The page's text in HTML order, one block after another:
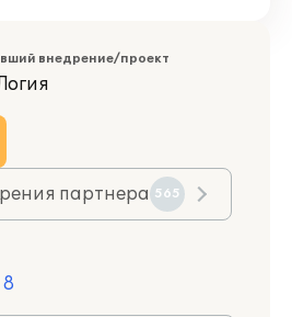
внедрение/проект
партнера 565